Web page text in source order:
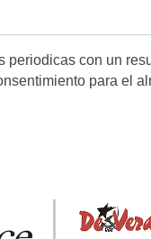
con un
para el